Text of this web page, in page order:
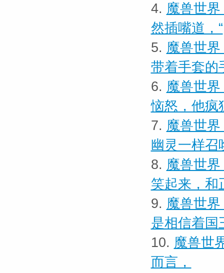
4. 魔兽世
然插嘴道，“
5. 魔兽世
带着手套的
6. 魔兽世
恼怒，他疯
7. 魔兽世
幽灵一样召
8. 魔兽世
笑起来，和
9. 魔兽世
是相信着国
10. 魔兽世
而言，